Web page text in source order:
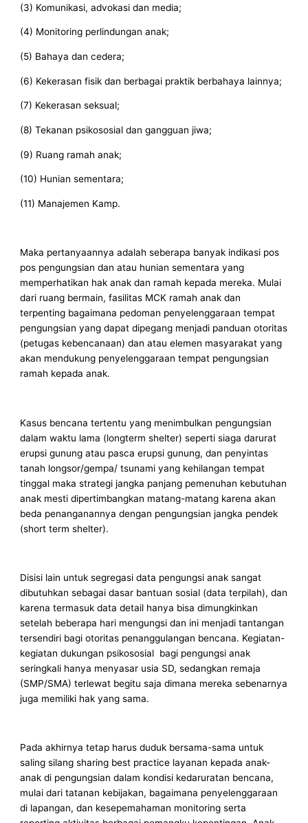
(3) Komunikasi, advokasi dan media;
(4) Monitoring perlindungan anak;
(5) Bahaya dan cedera;
(6) Kekerasan fisik dan berbagai praktik berbahaya lainnya;
(7) Kekerasan seksual;
(8) Tekanan psikososial dan gangguan jiwa;
(9) Ruang ramah anak;
(10) Hunian sementara;
(11) Manajemen Kamp.
Maka pertanyaannya adalah seberapa banyak indikasi pos
pos pengungsian dan atau hunian sementara yang
memperhatikan hak anak dan ramah kepada mereka. Mulai
dari ruang bermain, fasilitas MCK ramah anak dan
terpenting bagaimana pedoman penyelenggaraan tempat
pengungsian yang dapat dipegang menjadi panduan otoritas
(petugas kebencanaan) dan atau elemen masyarakat yang
akan mendukung penyelenggaraan tempat pengungsian
ramah kepada anak.
Kasus bencana tertentu yang menimbulkan pengungsian
dalam waktu lama (longterm shelter) seperti siaga darurat
erupsi gunung atau pasca erupsi gunung, dan penyintas
tanah longsor/gempa/ tsunami yang kehilangan tempat
tinggal maka strategi jangka panjang pemenuhan kebutuhan
anak mesti dipertimbangkan matang-matang karena akan
beda penanganannya dengan pengungsian jangka pendek
(short term shelter).
Disisi lain untuk segregasi data pengungsi anak sangat
dibutuhkan sebagai dasar bantuan sosial (data terpilah), dan
karena termasuk data detail hanya bisa dimungkinkan
setelah beberapa hari mengungsi dan ini menjadi tantangan
tersendiri bagi otoritas penanggulangan bencana. Kegiatan-
kegiatan dukungan psikososial bagi pengungsi anak
seringkali hanya menyasar usia SD, sedangkan remaja
(SMP/SMA) terlewat begitu saja dimana mereka sebenarnya
juga memiliki hak yang sama.
Pada akhirnya tetap harus duduk bersama-sama untuk
saling silang sharing best practice layanan kepada anak-
anak di pengungsian dalam kondisi kedaruratan bencana,
mulai dari tatanan kebijakan, bagaimana penyelenggaraan
di lapangan, dan kesepemahaman monitoring serta